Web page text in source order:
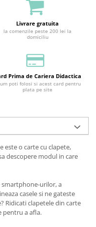
Livrare gratuita
la comenzile peste 200 lei la
domiciliu
Prima de Cariera Didactica
poti folosi si acest card pentru
plata pe site
este o carte cu clapete,
descopere modul in care
smartphone-urilor, a
casele si ne gateste
Ridicati clapetele din carte
pentru a afla.